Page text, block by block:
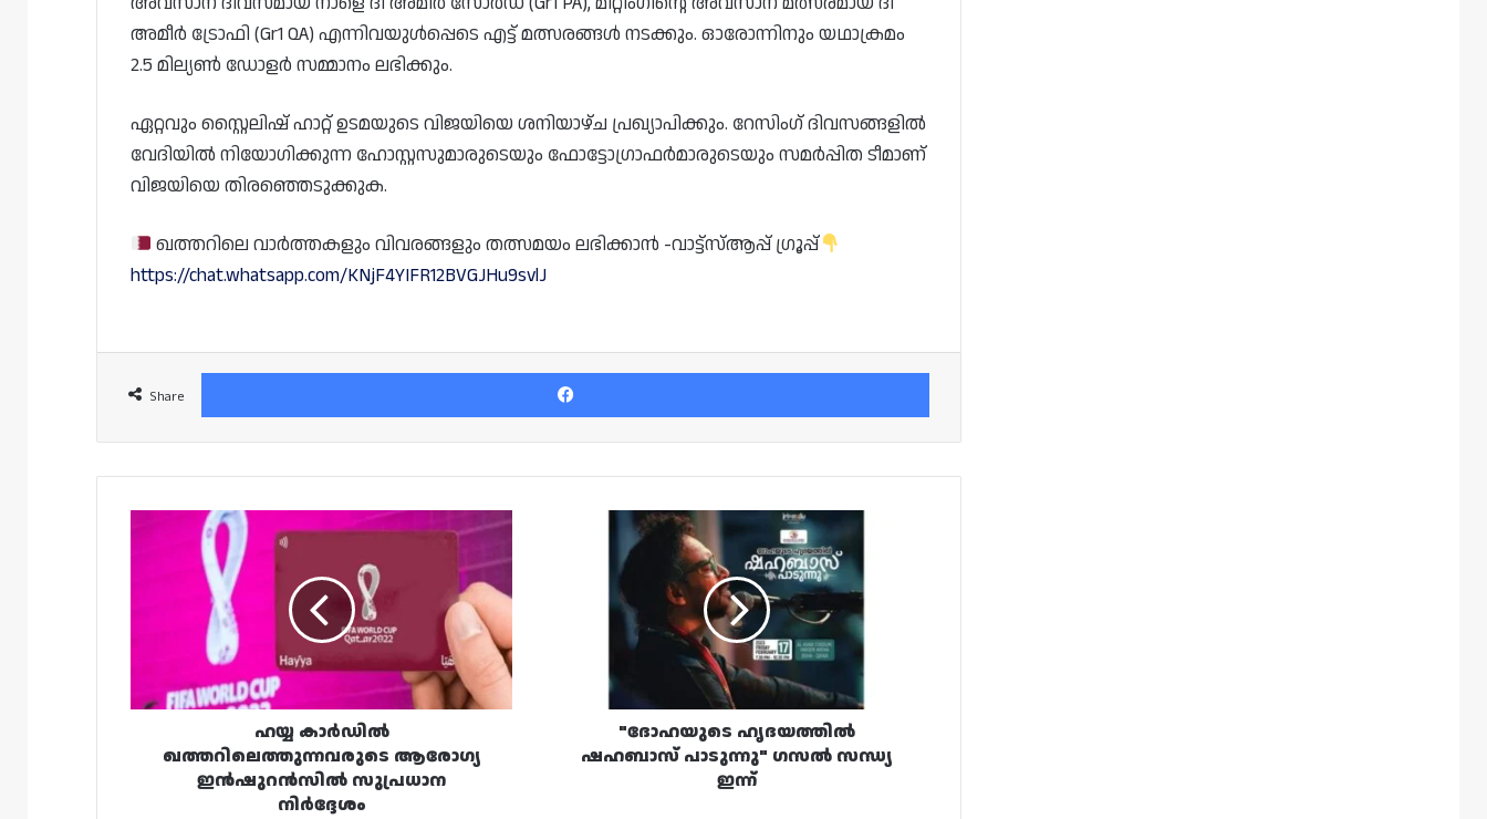
അമീർ ട്രോഫി (Gr1 QA) എന്നിവയുൾപ്പെടെ എട്ട് മത്സരങ്ങൾ നടക്കും. ഓരോന്നിനും യഥാക്രമം
2.5 മില്യൺ ഡോളർ സമ്മാനം ലഭിക്കും.
ഏറ്റവും സ്റ്റൈലിഷ് ഹാറ്റ് ഉടമയുടെ വിജയിയെ ശനിയാഴ്ച പ്രഖ്യാപിക്കും. റേസിംഗ് ദിവസങ്ങളിൽ
വേദിയിൽ നിയോഗിക്കുന്ന ഹോസ്റ്റസുമാരുടെയും ഫോട്ടോഗ്രാഫർമാരുടെയും സമർപ്പിത ടീമാണ്
വിജയിയെ തിരഞ്ഞെടുക്കുക.
ഖത്തറിലെ വാർത്തകളും വിവരങ്ങളും തത്സമയം ലഭിക്കാൻ -വാട്ട്സ്ആപ്പ് ഗ്രൂപ്പ്
https://chat.whatsapp.com/KNjF4YIFR12BVGJHu9svlJ
Share
Facebook
ഖത്തറിലെത്തുന്നവരുടെ
ഇൻഷുറൻസിൽ
ഹയ്യ കാർഡിൽ
ഖത്തറിലെത്തുന്നവരുടെ ആരോഗ്യ
ഇൻഷുറൻസിൽ സുപ്രധാന
നിർദ്ദേശം
ഹൃദയത്തിൽ
"ദോഹയുടെ ഹൃദയത്തിൽ
ഷഹബാസ് പാടുന്നു" ഗസൽ സന്ധ്യ
ഇന്ന്